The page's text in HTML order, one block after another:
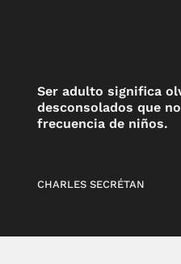
Ser adulto significa
desconsolados que
frecuencia de niños.
CHARLES SECRÉTAN